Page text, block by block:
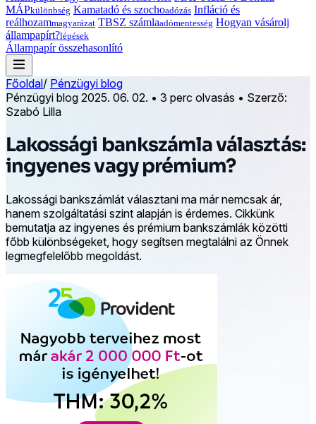
MÁPkülönbség Kamatadó és szochoadózás Infláció és
reálhozammagyarázat TBSZ számlaadómentesség Hogyan vásárolj
állampapírt?lépések
Állampapír összehasonlító
Főoldal/ Pénzügyi blog
Pénzügyi blog 2025. 06. 02. • 3 perc olvasás • Szerző:
Szabó Lilla
Lakossági bankszámla választás:
ingyenes vagy prémium?
Lakossági bankszámlát választani ma már nemcsak ár,
hanem szolgáltatási szint alapján is érdemes. Cikkünk
bemutatja az ingyenes és prémium bankszámlák közötti
főbb különbségeket, hogy segítsen megtalálni az Önnek
legmegfelelőbb megoldást.